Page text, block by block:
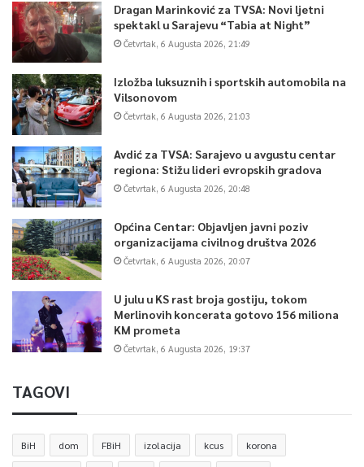
Dragan Marinković za TVSA: Novi ljetni
spektakl u Sarajevu “Tabia at Night”
Četvrtak, 6 Augusta 2026, 21:49
Izložba luksuznih i sportskih automobila na
Vilsonovom
Četvrtak, 6 Augusta 2026, 21:03
Avdić za TVSA: Sarajevo u avgustu centar
regiona: Stižu lideri evropskih gradova
Četvrtak, 6 Augusta 2026, 20:48
Općina Centar: Objavljen javni poziv
organizacijama civilnog društva 2026
Četvrtak, 6 Augusta 2026, 20:07
U julu u KS rast broja gostiju, tokom
Merlinovih koncerata gotovo 156 miliona
KM prometa
Četvrtak, 6 Augusta 2026, 19:37
TAGOVI
BiH dom FBiH izolacija kcus korona